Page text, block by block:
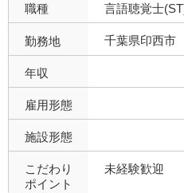
昇給あり
寮あり 0
試用期間有
職場環境充実
職種 言語聴覚士
勤務地 千葉県印西市
年収
雇用形態
施設形態
こだわり
ポイント
未経験歓迎